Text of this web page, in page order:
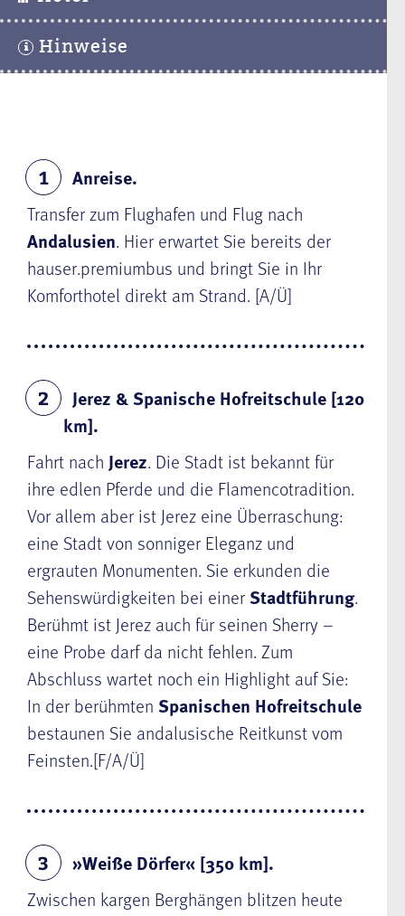
Hinweise
1
Anreise.
Transfer zum Flughafen und Flug nach
Andalusien. Hier erwartet Sie bereits der
hauser.premiumbus und bringt Sie in Ihr
Komforthotel direkt am Strand. [A/Ü]
2
Jerez & Spanische Hofreitschule [120
km].
Fahrt nach Jerez. Die Stadt ist bekannt für
ihre edlen Pferde und die Flamencotradition.
Vor allem aber ist Jerez eine Überraschung:
eine Stadt von sonniger Eleganz und
ergrauten Monumenten. Sie erkunden die
Sehenswürdigkeiten bei einerStadtführung.
Berühmt ist Jerez auch für seinen Sherry –
eine Probe darf da nicht fehlen. Zum
Abschluss wartet noch ein Highlight auf Sie:
In der berühmten Spanischen Hofreitschule
bestaunen Sie andalusische Reitkunst vom
Feinsten.[F/A/Ü]
3
»Weiße Dörfer« [350 km].
Zwischen kargen Berghängen blitzen heute